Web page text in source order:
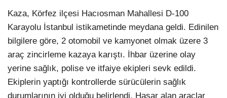
Kaza, Körfez ilçesi Hacıosman Mahallesi D-100
Karayolu İstanbul istikametinde meydana geldi. Edinilen
bilgilere göre, 2 otomobil ve kamyonet olmak üzere 3
araç zincirleme kazaya karıştı. İhbar üzerine olay
yerine sağlık, polise ve itfaiye ekipleri sevk edildi.
Ekiplerin yaptığı kontrollerde sürücülerin sağlık
durumlarının iyi olduğu belirlendi. Hasar alan araçlar